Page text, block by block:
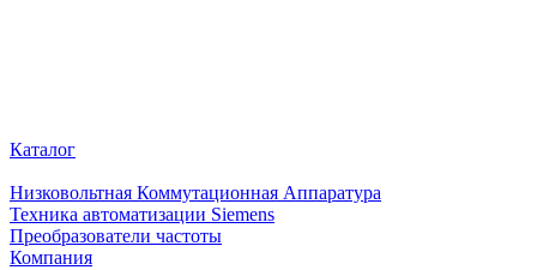
Каталог
Низковольтная Коммутационная Аппаратура
Техника автоматизации Siemens
Преобразователи частоты
Компания